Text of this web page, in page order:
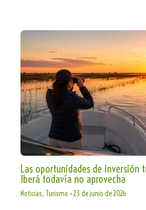
Las oportunidades de inversión
Iberá todavía no aprovecha
Noticias, Turismo •23 de junio de 2026